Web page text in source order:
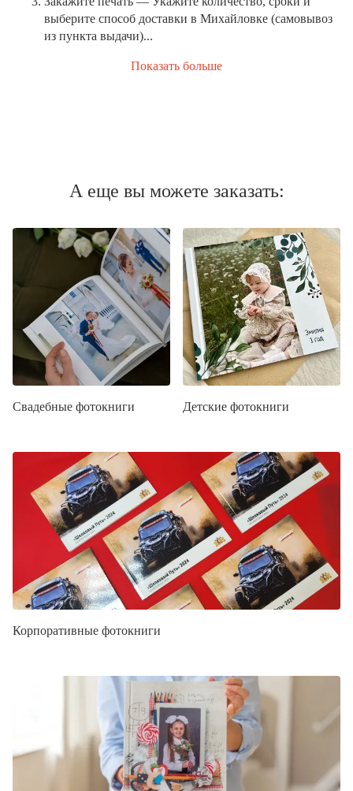
выберите способ доставки в Михайловке (самовывоз
из пункта выдачи)...
Показать больше
А еще вы можете заказать:
Свадебные фотокниги Детские фотокниги
Корпоративные фотокниги